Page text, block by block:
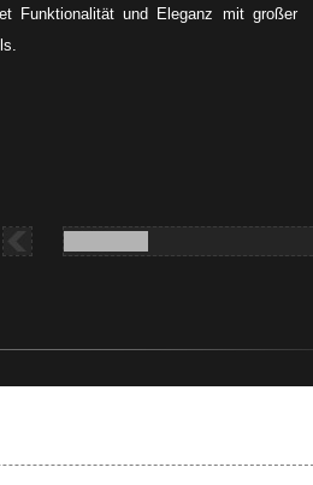
Funktionalität und Eleganz mit großer